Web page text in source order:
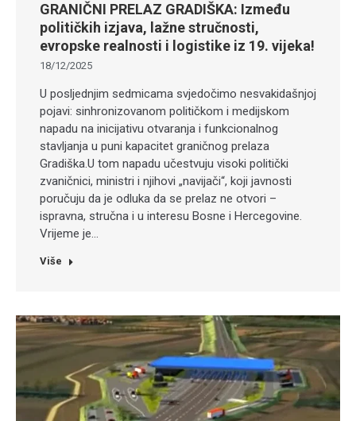
GRANIČNI PRELAZ GRADIŠKA: Između
političkih izjava, lažne stručnosti,
evropske realnosti i logistike iz 19. vijeka!
18/12/2025
U posljednjim sedmicama svjedočimo nesvakidašnjoj
pojavi: sinhronizovanom političkom i medijskom
napadu na inicijativu otvaranja i funkcionalnog
stavljanja u puni kapacitet graničnog prelaza
Gradiška.U tom napadu učestvuju visoki politički
zvaničnici, ministri i njihovi „navijači“, koji javnosti
poručuju da je odluka da se prelaz ne otvori –
ispravna, stručna i u interesu Bosne i Hercegovine.
Vrijeme je…
Više